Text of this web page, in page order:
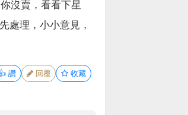
沒賣，看看下星
處理，小小意見，
讚 回覆 收藏